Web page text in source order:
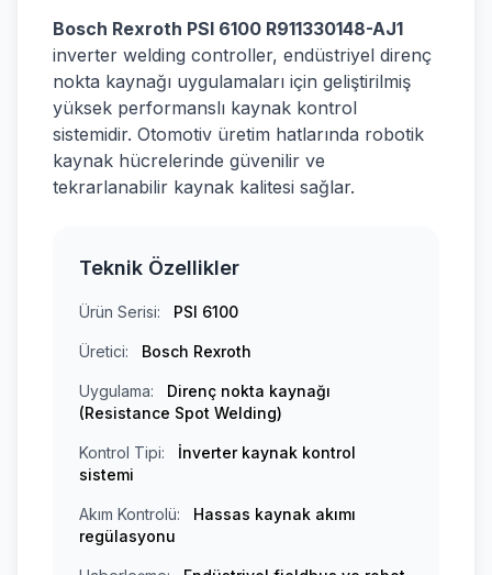
Bosch Rexroth PSI 6100 R911330148-AJ1
inverter welding controller, endüstriyel direnç
nokta kaynağı uygulamaları için geliştirilmiş
yüksek performanslı kaynak kontrol
sistemidir. Otomotiv üretim hatlarında robotik
kaynak hücrelerinde güvenilir ve
tekrarlanabilir kaynak kalitesi sağlar.
Teknik Özellikler
Ürün Serisi: PSI 6100
Üretici: Bosch Rexroth
Uygulama:
Direnç nokta kaynağı
(Resistance Spot Welding)
Kontrol Tipi:
İnverter kaynak kontrol
sistemi
Akım Kontrolü:
Hassas kaynak akımı
regülasyonu